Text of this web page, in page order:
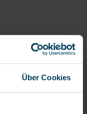
Über Cookies